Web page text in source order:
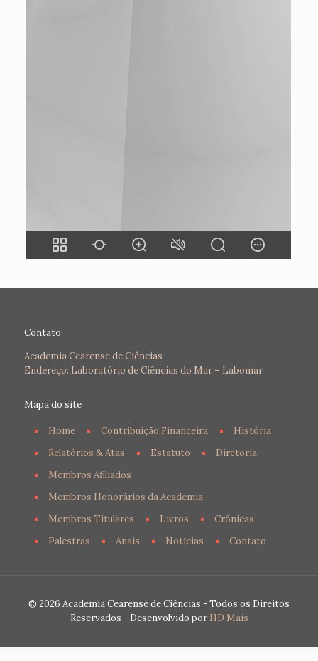
Contato
Academia Cearense de Ciências
Endereço: Laboratório de Ciências do Mar – Labomar
Mapa do site
Home Contribuição Financeira
História
Relatórios & Atas
Estatuto
Diretoria
Membros Afiliados
Membros Honorários da Academia
Membros Titulares
Livros
Crônicas
Palestras
Anais Notícias Contato
© 2026 Academia Cearense de Ciências - Todos os Direitos
Reservados - Desenvolvido por HD Mais